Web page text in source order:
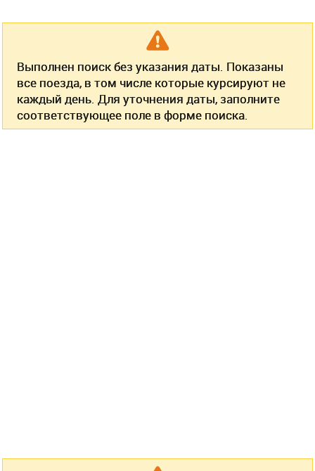
Выполнен поиск без указания даты. Показаны
все поезда, в том числе которые курсируют не
каждый день. Для уточнения даты, заполните
соответствующее поле в форме поиска.